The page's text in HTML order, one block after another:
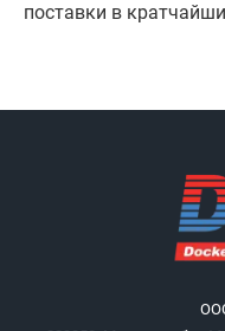
поставки в